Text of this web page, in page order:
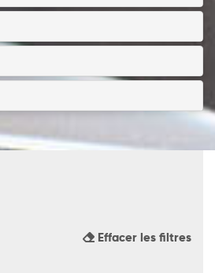
Effacer les filtres